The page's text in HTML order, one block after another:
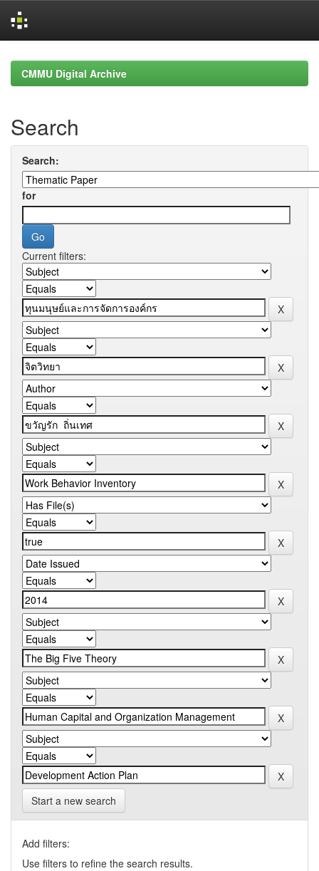
navigationCMMU Digital Archive
Search
Search:
for
Current filters:
Start a new search
Add filters:
Use filters to refine the search results.